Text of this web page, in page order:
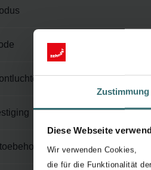
Zustimmung
Diese Webseite
Wir verwenden Cookies,
die für die Funktionalität
in verpakking